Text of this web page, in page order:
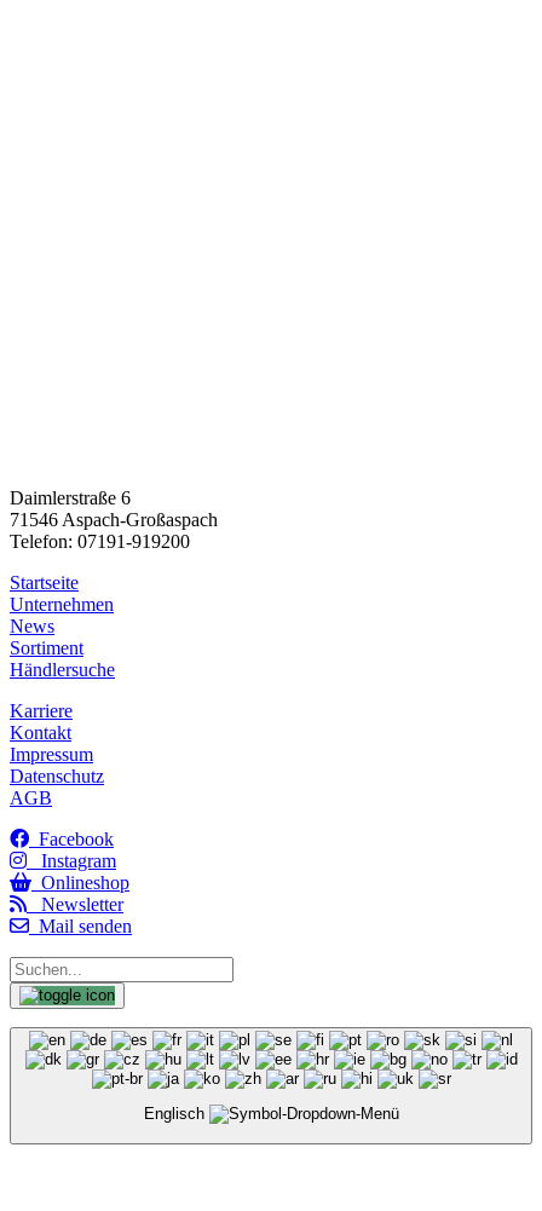
Daimlerstraße 6
71546 Aspach-Großaspach
Telefon: 07191-919200
Startseite
Unternehmen
News
Sortiment
Händlersuche
Karriere
Kontakt
Impressum
Datenschutz
AGB
Facebook
Instagram
Onlineshop
Newsletter
Mail senden
Englisch